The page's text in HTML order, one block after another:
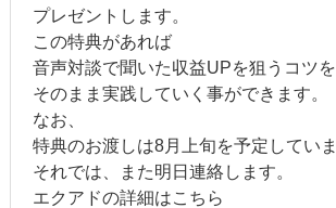
プレゼントします。
この特典があれば
音声対談で聞いた収益UPを狙うコツを
そのまま実践していく事ができます。
なお、
特典のお渡しは8月上旬を予定していま
それでは、また明日連絡します。
エクアドの詳細はこちら